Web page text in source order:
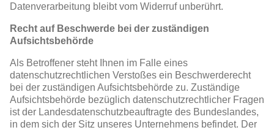
Datenverarbeitung bleibt vom Widerruf unberührt.
Recht auf Beschwerde bei der zuständigen
Aufsichtsbehörde
Als Betroffener steht Ihnen im Falle eines
datenschutzrechtlichen Verstoßes ein Beschwerderecht
bei der zuständigen Aufsichtsbehörde zu. Zuständige
Aufsichtsbehörde bezüglich datenschutzrechtlicher Fragen
ist der Landesdatenschutzbeauftragte des Bundeslandes,
in dem sich der Sitz unseres Unternehmens befindet. Der